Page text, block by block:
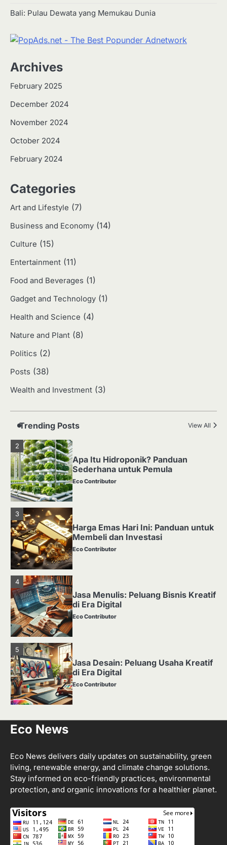
Bali: Pulau Dewata yang Memukau Dunia
Archives
February 2025
December 2024
November 2024
October 2024
February 2024
Categories
Art and Lifestyle (7)
Business and Economy (14)
Culture (15)
Entertainment (11)
Food and Beverages (1)
Gadget and Technology (1)
Health and Science (4)
Nature and Plant (8)
Politics (2)
Posts (38)
Wealth and Investment (3)
Trending Posts View All
2
Harga Emas Hari Ini: Panduan untuk
Eco Contributor
4
Jasa Menulis: Peluang Bisnis Kreatif
di Era Digital
Eco Contributor
Jasa Desain: Peluang Usaha Kreatif
di Era Digital
Media Tanam: Jenis, Fungsi, dan
Eco Contributor
2
Apa Itu Hidroponik? Panduan
Sederhana untuk Pemula
Eco Contributor
3
Harga Emas Hari Ini: Panduan untuk
Membeli dan Investasi
Eco Contributor
4
Jasa Menulis: Peluang Bisnis Kreatif
di Era Digital
Eco Contributor
5
Jasa Desain: Peluang Usaha Kreatif
di Era Digital
Eco Contributor
Eco Contributor
Sederhana untuk Pemula
Eco Contributor
Eco News
Eco News delivers daily updates on sustainability, green
living, renewable energy, and climate change solutions.
Stay informed on eco-friendly practices, environmental
protection, and organic innovations for a healthier planet.